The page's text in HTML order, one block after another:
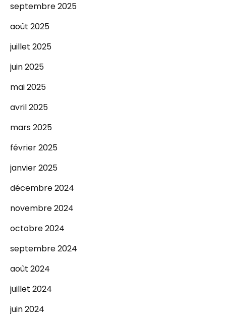
septembre 2025
août 2025
juillet 2025
juin 2025
mai 2025
avril 2025
mars 2025
février 2025
janvier 2025
décembre 2024
novembre 2024
octobre 2024
septembre 2024
août 2024
juillet 2024
juin 2024